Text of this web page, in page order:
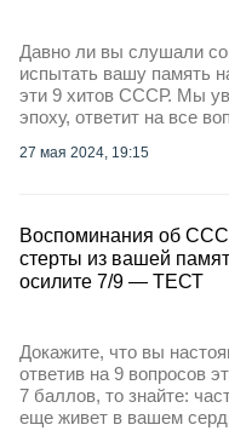
Давно ли вы слушали
испытать вашу память
эти 9 хитов СССР. Мы
эпоху, ответит на все
27 мая 2024, 19:15
Воспоминания об
стерты из вашей
осилите 7/9 — ТЕСТ
Докажите, что вы
ответив на 9 вопросов
7 баллов, то знайте:
еще живет в вашем